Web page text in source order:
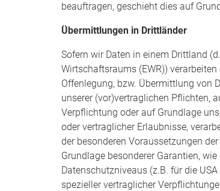
beauftragen, geschieht dies auf
Übermittlungen in Drittländer
Sofern wir Daten in einem Drittland
Wirtschaftsraums (EWR))
Offenlegung, bzw. Übermittlung von
unserer (vor)vertraglichen Pflichten,
Verpflichtung oder auf Grundlage
oder vertraglicher Erlaubnisse,
der besonderen Voraussetzungen
Grundlage besonderer Garantien,
Datenschutzniveaus (z.B. für die
spezieller vertraglicher